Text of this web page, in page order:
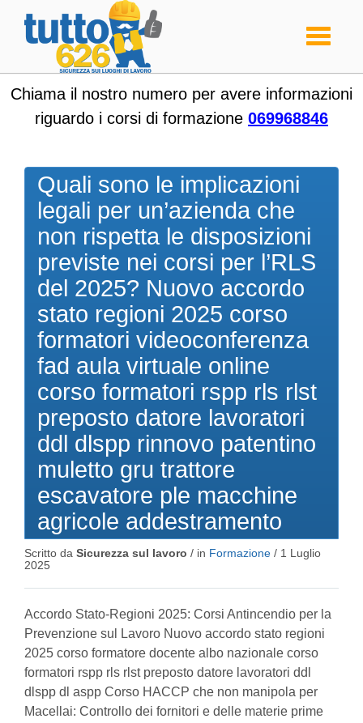
Toggle
Chiama il nostro numero per avere informazioni
riguardo i corsi di formazione 069968846
Quali sono le implicazioni
legali per un’azienda che
non rispetta le disposizioni
previste nei corsi per l’RLS
del 2025? Nuovo accordo
stato regioni 2025 corso
formatori videoconferenza
fad aula virtuale online
corso formatori rspp rls rlst
preposto datore lavoratori
ddl dlspp rinnovo patentino
muletto gru trattore
escavatore ple macchine
agricole addestramento
Scritto da Sicurezza sul lavoro / in Formazione / 1 Luglio
2025
Accordo Stato-Regioni 2025: Corsi Antincendio per la
Prevenzione sul Lavoro Nuovo accordo stato regioni
2025 corso formatore docente albo nazionale corso
formatori rspp rls rlst preposto datore lavoratori ddl
dlspp dl aspp Corso HACCP che non manipola per
Macellai: Controllo dei fornitori e delle materie prime